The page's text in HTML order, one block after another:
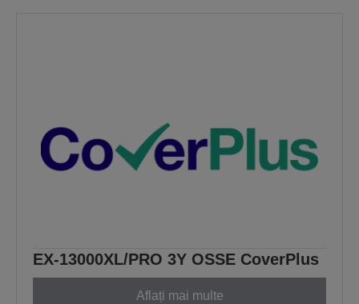
EX-13000XL/PRO 3Y OSSE CoverPlus
Aflați mai multe